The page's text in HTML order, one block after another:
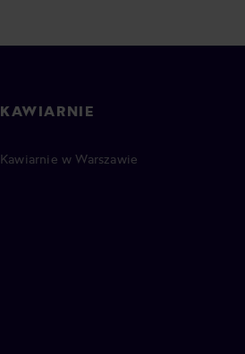
KAWIARNIE
Kawiarnie w Warszawie